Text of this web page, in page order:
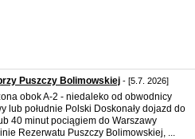
Puszczy Bolimowskiej - [5.7. 2026]
obok A-2 - niedaleko od obwodnicy
lub południe Polski Doskonały dojazd do
40 minut pociągiem do Warszawy
Rezerwatu Puszczy Bolimowskiej, ...